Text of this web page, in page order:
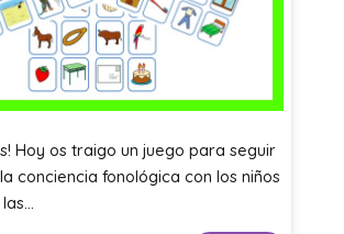
Hoy os traigo un juego para seguir
conciencia fonológica con los niños